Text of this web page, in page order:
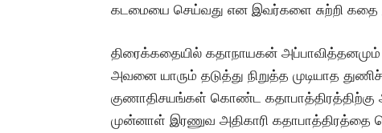
கடமையை செய்வது என இவர்களை சுற்றி கதை
திரைக்கதையில் கதாநாயகன்
அவனை யாரும் தடுத்து நிறுத்த முடியாத
குணாதிசயங்கள் கொண்ட கதாபாத்திரத்திற்கு
முன்னாள் இரணுவ அதிகாரி கதாபாத்திரத்தை